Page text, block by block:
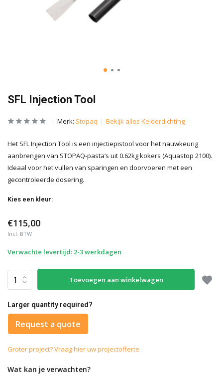
SFL Injection Tool
Merk: Stopaq Bekijk alles Kelderdichting
Het SFL Injection Tool is een injectiepistool voor het nauwkeurig
aanbrengen van STOPAQ-pasta’s uit 0.62kg kokers (Aquastop 2100).
Ideaal voor het vullen van sparingen en doorvoeren met een
gecontroleerde dosering.
Kies een kleur:
€115,00
Incl. BTW
Verwachte levertijd: 2-3 werkdagen
Toevoegen aan winkelwagen
Larger quantity required?
Request a quote
Groter project? Vraag hier uw projectofferte.
Wat kan je verwachten?